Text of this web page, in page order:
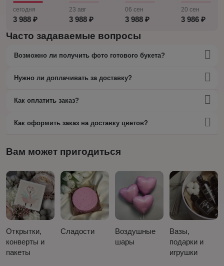
сегодня
3 988 ₽
23 авг
3 988 ₽
06 сен
3 988 ₽
20 сен
3 986 ₽
Часто задаваемые вопросы
Возможно ли получить фото готового букета?
Нужно ли доплачивать за доставку?
Как оплатить заказ?
Как оформить заказ на доставку цветов?
Вам может пригодиться
Открытки,
конверты и
пакеты
Сладости
Воздушные
шары
Вазы,
подарки и
игрушки